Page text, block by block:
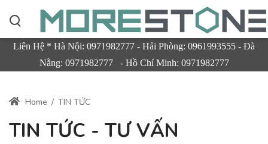
Liên Hệ * Hà Nội: 0971982777 - Hải Phòng: 0961993555 - Đà
Nẵng: 0971982777 - Hồ Chí Minh: 0971982777
Home / TIN TỨC
TIN TỨC - TƯ VẤN